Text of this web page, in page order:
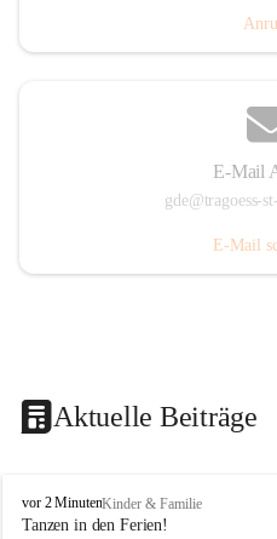
E-Mail
gde@tragoess-
E-Mail
Aktuelle Beiträge
T
r
vor 2 MinutenKinder & Familie
Tanzen in den Ferien!